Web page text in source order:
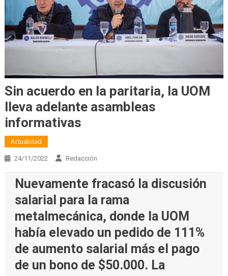
Sin acuerdo en la paritaria, la UOM
lleva adelante asambleas
informativas
Actualidad
24/11/2022 Redacción
Nuevamente fracasó la discusión
salarial para la rama
metalmecánica, donde la UOM
había elevado un pedido de 111%
de aumento salarial más el pago
de un bono de $50.000. La